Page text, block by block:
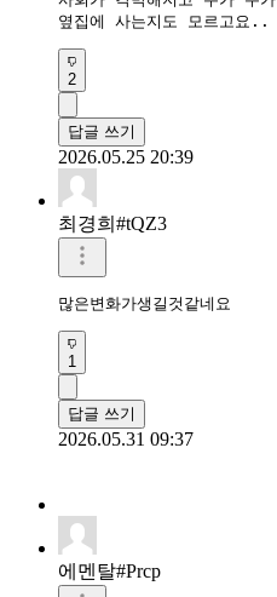
옆집에 사는지도 모르고요..
2
답글 쓰기
2026.05.25 20:39
최경희#tQZ3
많은변화가생길것같네요
1
답글 쓰기
2026.05.31 09:37
에멘탈#Prcp